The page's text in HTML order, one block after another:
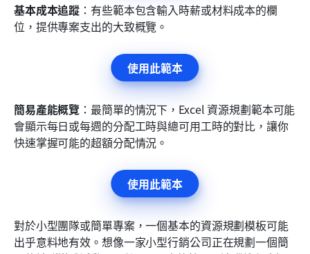
基本成本追蹤 ：有些範本包含輸入時薪或材料成本的欄
位，提供專案支出的大致概覽。
使用此範本
簡易產能概覽 ：最簡單的情況下，Excel 資源規劃範本可能
會顯示每日或每週的分配工時與總可用工時的對比，讓你
快速掌握可能的超額分配情況。
使用此範本
對於小型團隊或簡單專案，一個基本的資源規劃模板可能
出乎意料地有效。想像一家小型行銷公司正在規劃一個簡